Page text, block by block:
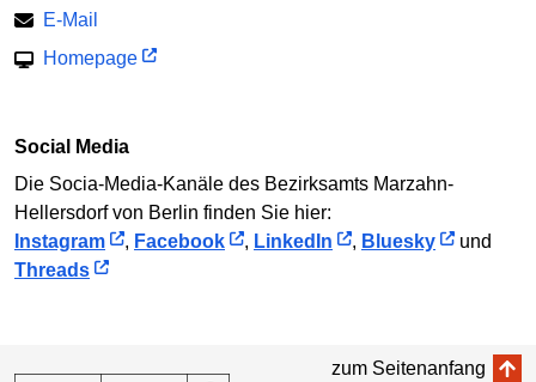
E-Mail
Homepage
Social Media
Die Socia-Media-Kanäle des Bezirksamts Marzahn-
Hellersdorf von Berlin finden Sie hier:
Instagram
, Facebook , LinkedIn , Bluesky
und
Threads
zum Seitenanfang